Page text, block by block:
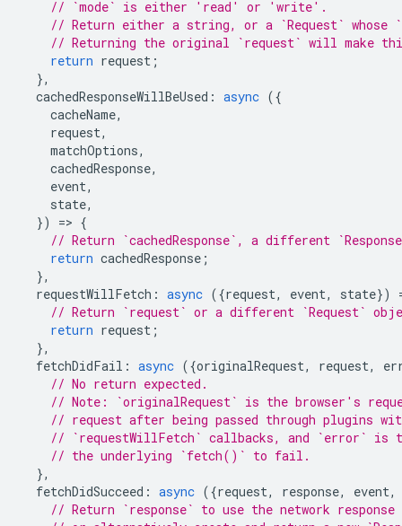
// `mode` is either 'read' or 'write'.
// Return either a string, or a `Request` whose
// Returning the original `request` will make
return request ;
},
cachedResponseWillBeUsed : async ({
cacheName,
request,
matchOptions,
cachedResponse,
event,
state,
})
=> {
// Return `cachedResponse`, a different
return cachedResponse ;
},
requestWillFetch : async ({request, event, state})
// Return `request` or a different `Request`
return request ;
},
fetchDidFail : async ({originalRequest, request,
// No return expected.
// Note: `originalRequest` is the browser's
// request after being passed through plugins
// `requestWillFetch` callbacks, and `error` is
// the underlying `fetch()` to fail.
},
fetchDidSucceed : async ({request, response, event,
// Return `response` to use the network